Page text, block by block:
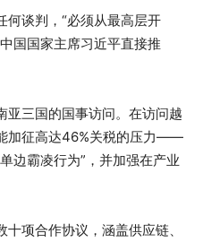
何谈判，“必须从最高层开
国国家主席习近平直接推
亚三国的国事访问。在访问越
加征高达46%关税的压力——
边霸凌行为”，并加强在产业
项合作协议，涵盖供应链、